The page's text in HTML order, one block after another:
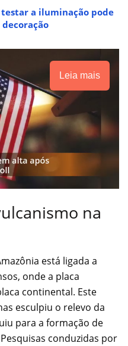
testar a iluminação pode
Leia mais
na
está ligada a
onde a placa
continental. Este
esculpiu o relevo da
para a formação de
conduzidas por